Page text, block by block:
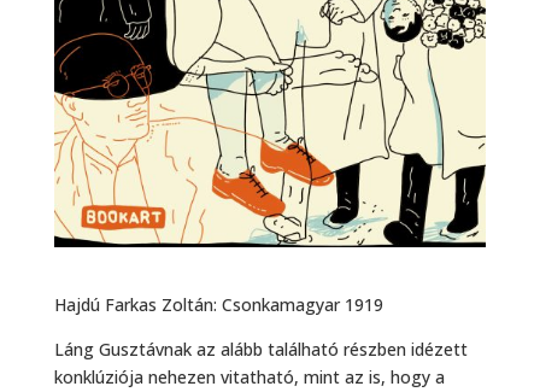
Hajdú Farkas Zoltán: Csonkamagyar 1919
Láng Gusztávnak az alább található részben idézett
konklúziója nehezen vitatható, mint az is, hogy a